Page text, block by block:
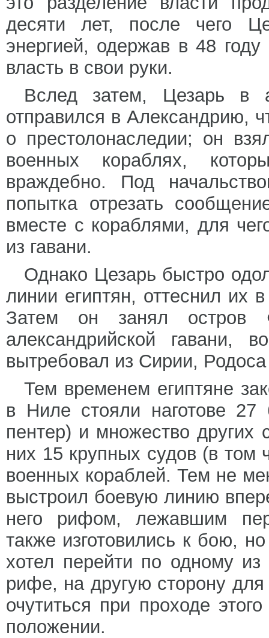
десяти лет, после чего
энергией, одержав в 48
власть в свои руки.
Вслед затем, Цезарь в
отправился в Александрию,
о престолонаследии; он
военных кораблях,
враждебно. Под
попытка отрезать
вместе с кораблями, для
из гавани.
Однако Цезарь быстро
линии египтян, оттеснил их
Затем он занял остров
александрийской гавани,
вытребовал из Сирии,
Тем временем египтяне
в Ниле стояли наготове
пентер) и множество других
них 15 крупных судов (в том
военных кораблей. Тем не
выстроил боевую линию
него рифом, лежавшим
также изготовились к бою,
хотел перейти по одному
рифе, на другую сторону для
очутиться при проходе
положении.